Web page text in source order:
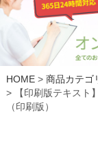
HOME 商品カテゴ
【印刷版テキスト
（印刷版）